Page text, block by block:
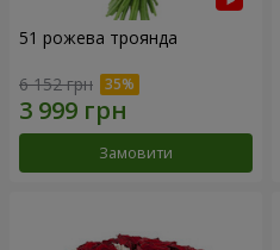
51 рожева троянда
6 152 грн
Замовити